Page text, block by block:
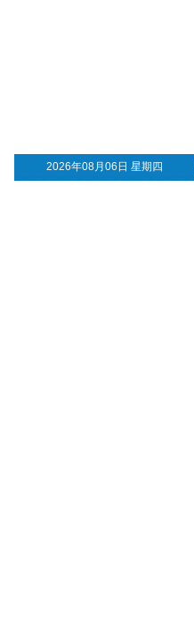
2026年08月06日 星期四